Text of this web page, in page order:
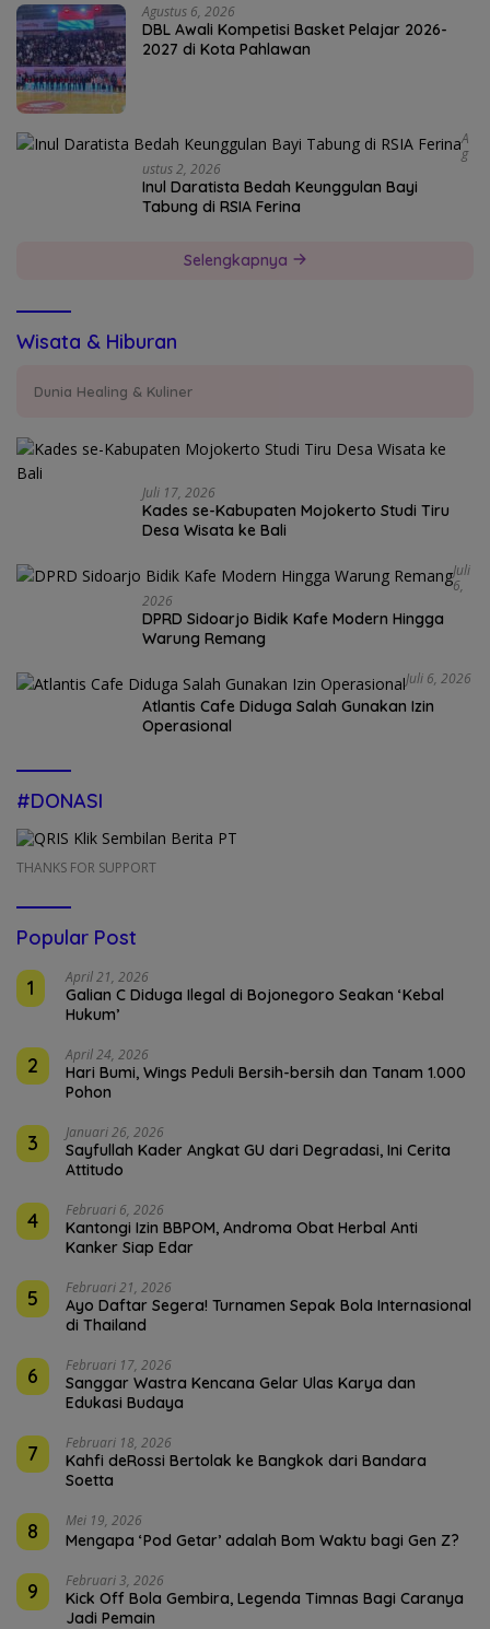
Agustus 6, 2026
DBL Awali Kompetisi Basket Pelajar 2026-
2027 di Kota Pahlawan
A
G
Ustus 2, 2026
Inul Daratista Bedah Keunggulan Bayi
Tabung di RSIA Ferina
Selengkapnya
Wisata & Hiburan
Dunia Healing & Kuliner
Juli 17, 2026
Kades se-Kabupaten Mojokerto Studi Tiru
Desa Wisata ke Bali
Juli
6,
2026
DPRD Sidoarjo Bidik Kafe Modern Hingga
Warung Remang
Juli 6, 2026
Atlantis Cafe Diduga Salah Gunakan Izin
Operasional
#DONASI
THANKS FOR SUPPORT
Popular Post
1
April 21, 2026
Galian C Diduga Ilegal di Bojonegoro Seakan ‘Kebal
Hukum’
2 April 24, 2026
Hari Bumi, Wings Peduli Bersih-bersih dan Tanam 1.000
Pohon
3 Januari 26, 2026
Sayfullah Kader Angkat GU dari Degradasi, Ini Cerita
Attitudo
4 Februari 6, 2026
Kantongi Izin BBPOM, Androma Obat Herbal Anti
Kanker Siap Edar
5 Februari 21, 2026
Ayo Daftar Segera! Turnamen Sepak Bola Internasional
di Thailand
6 Februari 17, 2026
Sanggar Wastra Kencana Gelar Ulas Karya dan
Edukasi Budaya
7 Februari 18, 2026
Kahfi deRossi Bertolak ke Bangkok dari Bandara
Soetta
8 Mei 19, 2026
Mengapa ‘Pod Getar’ adalah Bom Waktu bagi Gen Z?
9 Februari 3, 2026
Kick Off Bola Gembira, Legenda Timnas Bagi Caranya
Jadi Pemain